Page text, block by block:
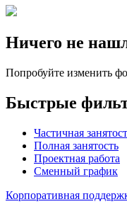
Ничего не
Попробуйте изменить
Быстрые
Частичная
Полная занятость
Проектная работа
Сменный график
Корпоративная